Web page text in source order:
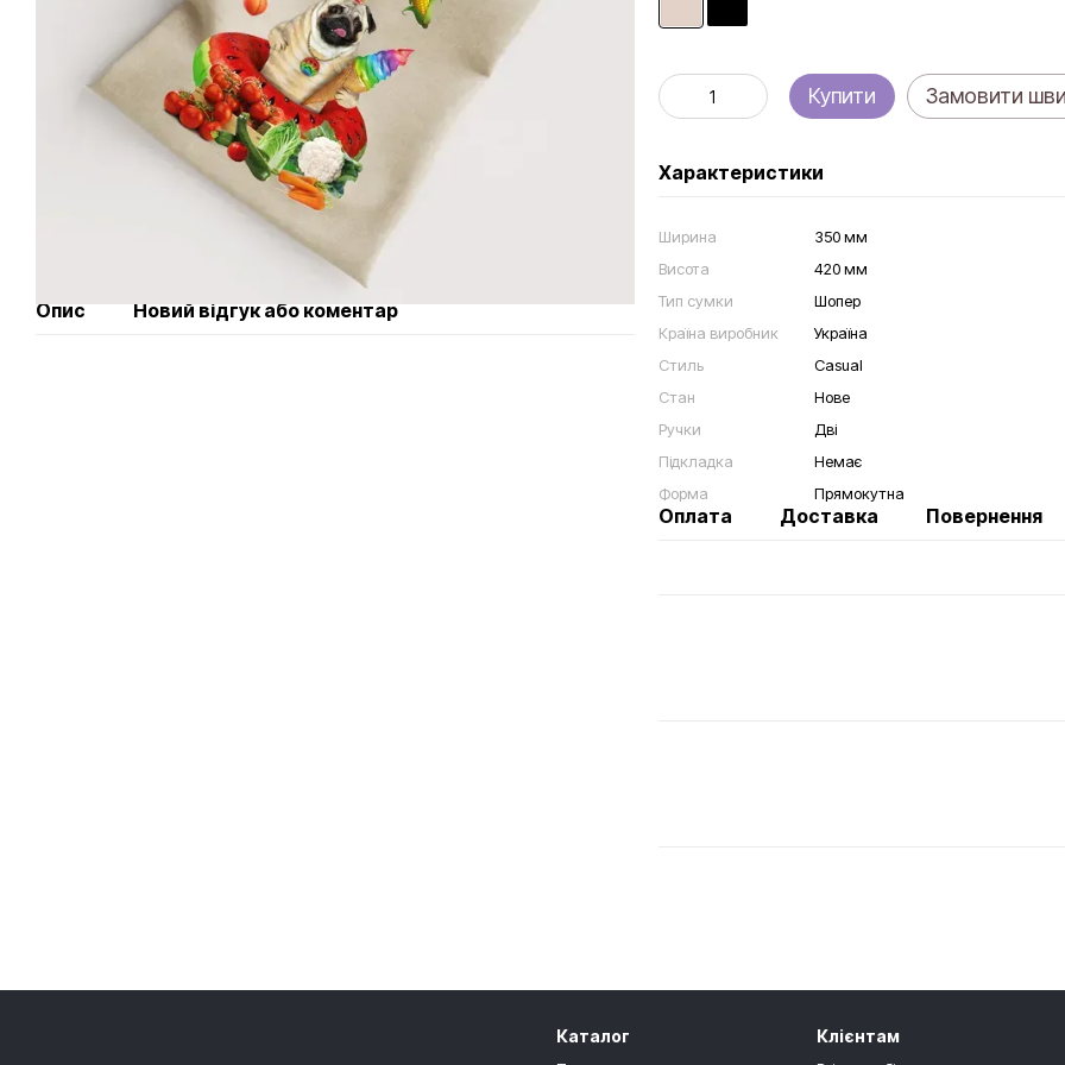
Опис Новий відгук або коментар
Купити Замовити
Характеристики
Ширина
350 мм
Висота
420 мм
Тип сумки
Шопер
Країна виробник
Україна
Стиль
Casual
Стан
Нове
Ручки
Дві
Підкладка
Немає
Форма
Прямокутна
Оплата Доставка Повернення
Каталог Клієнтам